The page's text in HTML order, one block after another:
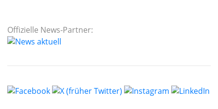
Offizielle News-Partner: